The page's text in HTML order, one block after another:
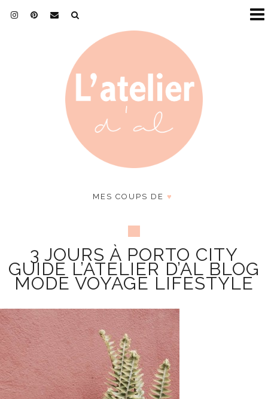
MES COUPS DE ♥
3 JOURS À PORTO CITY
GUIDE L’ATELIER D’AL BLOG
MODE VOYAGE LIFESTYLE